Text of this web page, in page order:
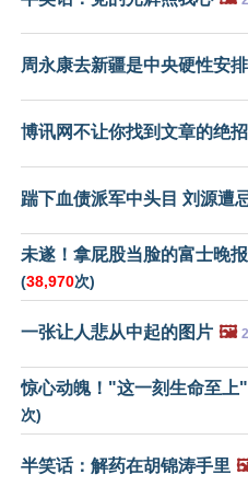
周永康去新疆是中央硬性安排
博讯网不让你找到文章的绝
踹下血债派军中头目 刘源遭
未遂！拿屁股当脸的富士晚
(38,970次)
一张让人悲从中起的图片 🖼️
惊心动魄！"这一刻生命至
次)
半笑话：解药在胡锦涛手里